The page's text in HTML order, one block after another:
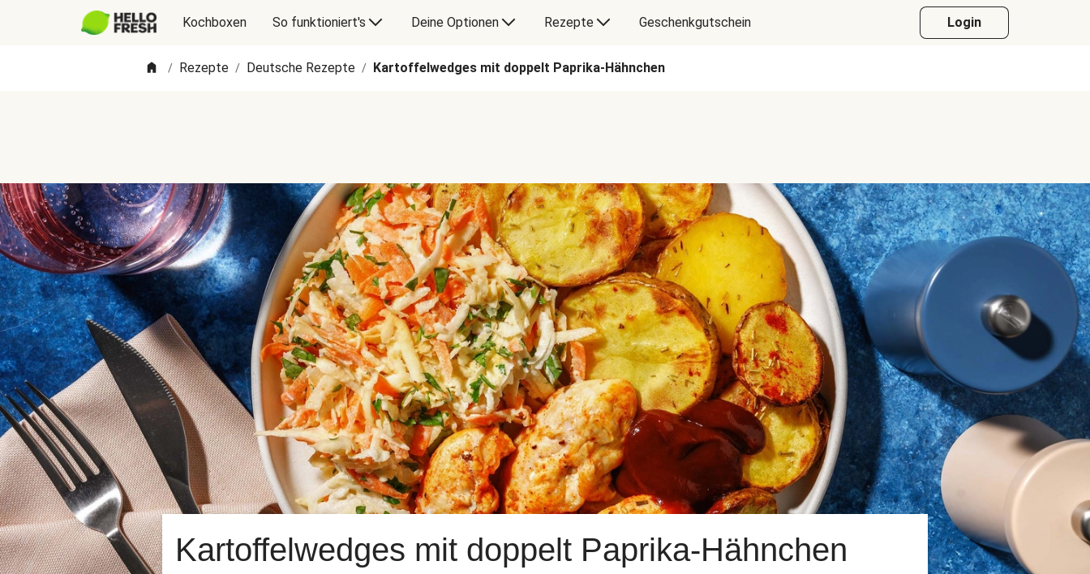
Kochboxen So funktioniert's Deine Optionen Rezepte Geschenkgutschein Login
/ Rezepte / Deutsche Rezepte / Kartoffelwedges mit doppelt Paprika-Hähnchen
Kartoffelwedges mit doppelt Paprika-Hähnchen